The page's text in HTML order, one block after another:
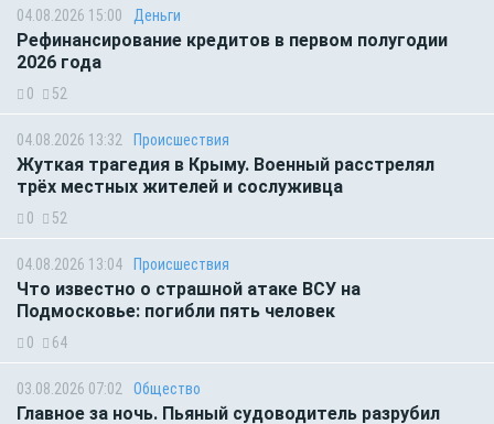
04.08.2026 15:00 Деньги
Рефинансирование кредитов в первом полугодии
2026 года
0 52
04.08.2026 13:32 Происшествия
Жуткая трагедия в Крыму. Военный расстрелял
трёх местных жителей и сослуживца
0 52
04.08.2026 13:04 Происшествия
Что известно о страшной атаке ВСУ на
Подмосковье: погибли пять человек
0 64
03.08.2026 07:02 Общество
Главное за ночь. Пьяный судоводитель разрубил